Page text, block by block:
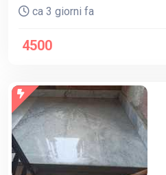
ca 3 giorni fa
4500